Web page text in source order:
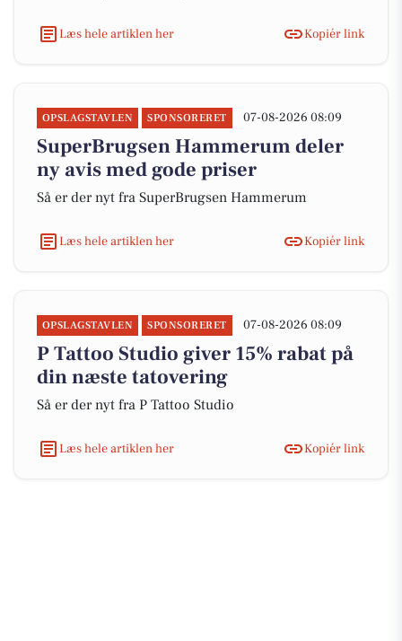
Læs hele artiklen her Kopiér link
OPSLAGSTAVLEN SPONSORERET 07-08-2026 08:09
SuperBrugsen Hammerum deler
ny avis med gode priser
Så er der nyt fra SuperBrugsen Hammerum
Læs hele artiklen her Kopiér link
OPSLAGSTAVLEN SPONSORERET 07-08-2026 08:09
P Tattoo Studio giver 15% rabat på
din næste tatovering
Så er der nyt fra P Tattoo Studio
Læs hele artiklen her Kopiér link